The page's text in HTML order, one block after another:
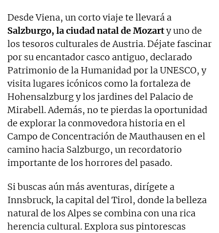
Desde Viena, un corto viaje te llevará a
Salzburgo, la ciudad natal de Mozarty uno de
los tesoros culturales de Austria. Déjate fascinar
por su encantador casco antiguo, declarado
Patrimonio de la Humanidad por la UNESCO, y
visita lugares icónicos como la fortaleza de
Hohensalzburg y los jardines del Palacio de
Mirabell. Además, no te pierdas la oportunidad
de explorar la conmovedora historia en el
Campo de Concentración de Mauthausen en el
camino hacia Salzburgo, un recordatorio
importante de los horrores del pasado.
Si buscas aún más aventuras, dirígete a
Innsbruck, la capital del Tirol, donde la belleza
natural de los Alpes se combina con una rica
herencia cultural. Explora sus pintorescas